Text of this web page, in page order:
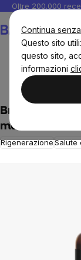
Continua
Questo sito
questo sito,
informazioni
Salta
contenuto
Oltre 200.000
BrainMax
mattine
RigenerazioneSalute